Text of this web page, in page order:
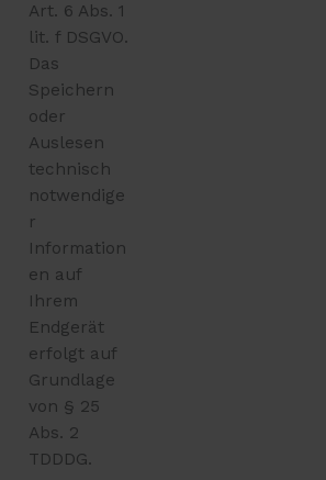
Art. 6 Abs. 1
lit. f DSGVO.
Das
Speichern
oder
Auslesen
technisch
notwendige
r
Information
en auf
Ihrem
Endgerät
erfolgt auf
Grundlage
von § 25
Abs. 2
TDDDG.